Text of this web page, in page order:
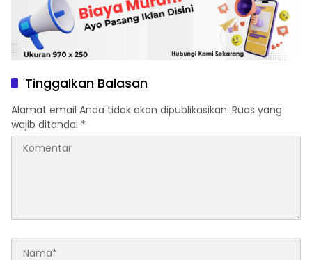
Tinggalkan Balasan
Alamat email Anda tidak akan dipublikasikan. Ruas yang
wajib ditandai *